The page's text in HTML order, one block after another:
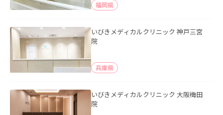
福岡県
いびきメディカルクリニック 神戸三宮
院
兵庫県
いびきメディカルクリニック 大阪梅田
院